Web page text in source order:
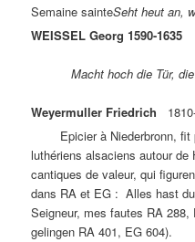
Semaine sainteSeht heut an,
WEISSEL Georg 1590-1635
Macht hoch die Tür,
Weyermuller Friedrich
Epicier à Niederbronn, fit
luthériens alsaciens autour de
cantiques de valeur, qui
dans RA et EG : Alles hast
Seigneur, mes fautes RA
gelingen RA 401, EG 604).